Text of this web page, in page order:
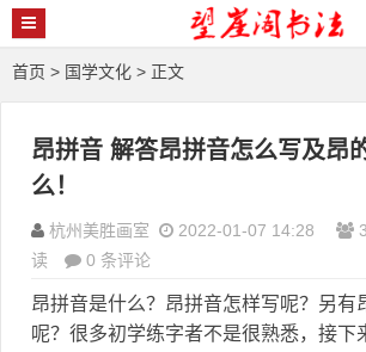
首页 > 国学文化 > 正文
昂拼音 解答昂拼音怎么写及昂
么！
杭州美胜画室 2022-01-07 14:28
读
0 条评论
昂拼音是什么？昂拼音怎样写呢？另有
呢？很多初学练字者不是很熟悉，接下